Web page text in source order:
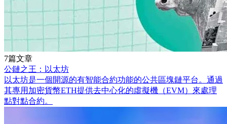
7篇文章
公鏈之王：以太坊
以太坊是一個開源的有智能合約功能的公共區塊鏈平台。通過
其專用加密貨幣ETH提供去中心化的虛擬機（EVM）來處理
點對點合約。